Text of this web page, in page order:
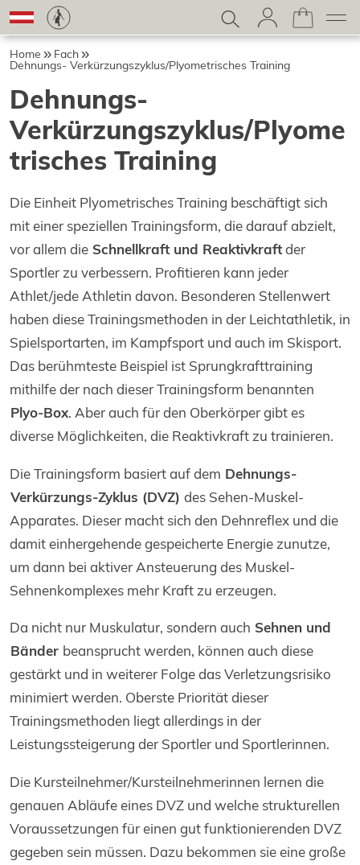
Home Fach
Dehnungs- Verkürzungszyklus/Plyometrisches Training
Dehnungs-
Verkürzungszyklus/Plyome
trisches Training
Die Einheit Plyometrisches Training beschäftigt sich
mit einer speziellen Trainingsform, die darauf abzielt,
vor allem die Schnellkraft und Reaktivkraftder
Sportler zu verbessern. Profitieren kann jeder
Athlet/jede Athletin davon. Besonderen Stellenwert
haben diese Trainingsmethoden in der Leichtathletik, in
Spielsportarten, im Kampfsport und auch im Skisport.
Das berühmteste Beispiel ist Sprungkrafttraining
mithilfe der nach dieser Trainingsform benannten
Plyo-Box. Aber auch für den Oberkörper gibt es
diverse Möglichkeiten, die Reaktivkraft zu trainieren.
Die Trainingsform basiert auf dem Dehnungs-
Verkürzungs-Zyklus (DVZ) des Sehen-Muskel-
Apparates. Dieser macht sich den Dehnreflex und die
damit einhergehende gespeicherte Energie zunutze,
um dann bei aktiver Ansteuerung des Muskel-
Sehnenkomplexes mehr Kraft zu erzeugen.
Da nicht nur Muskulatur, sondern auch Sehnen und
Bänder beansprucht werden, können auch diese
gestärkt und in weiterer Folge das Verletzungsrisiko
minimiert werden. Oberste Priorität dieser
Trainingsmethoden liegt allerdings in der
Leistungssteigerung der Sportler und Sportlerinnen.
Die Kursteilnehmer/Kursteilnehmerinnen lernen die
genauen Abläufe eines DVZ und welche strukturellen
Voraussetzungen für einen gut funktionierenden DVZ
gegeben sein müssen. Dazu bekommen sie eine große